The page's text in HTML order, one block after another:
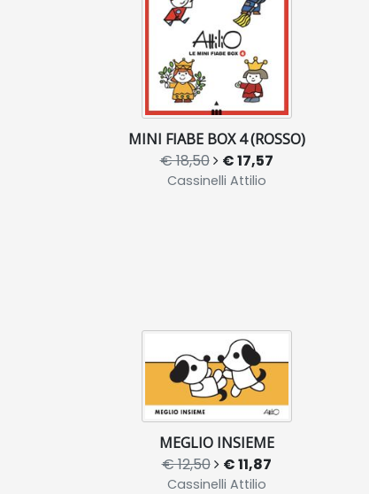
MINI FIABE BOX 4 (ROSSO)
€ 18,50 € 17,57
Cassinelli Attilio
MEGLIO INSIEME
€ 12,50 € 11,87
Cassinelli Attilio